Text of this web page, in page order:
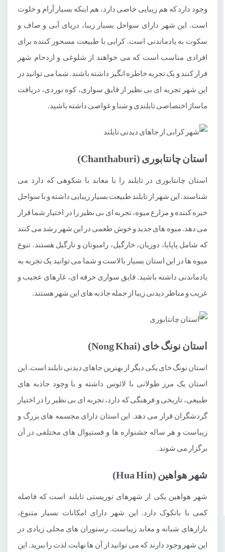
وجود دارد که هم زیبایی خاصی دارد، هم اینکه بسیار آرام و خلوت
است. این شهر دارای سواحل بسیار زیبا، دریای آبی و صاف و
سکوت به یادماندنی است. کرابی با طبیعت مسحور کننده برای
افرادی مناسب است که می خواهند از شلوغی و ازدحام شهر
فرار کنند و یک تجربه خاطره انگیز داشته باشند. شما می توانید در
این شهر تجربه ای بی نظیر از قایق سواری، کوه نوردی، دریافت
ماساژ اختصاصی تایلندی و شنا و غواصی داشته باشید.
استان چانتابوری (Chanthaburi)
استان چانتابوری در تایلند را با معابد با شکوهی که دارد می
شناسند. این شهر از تایلند طبیعت بسیار زیبایی داشته و با سواحل
خیره کننده و مزارع میوه، تجربه ای بی نظیر را در اختیار شما قرار
می دهد. میوه های جدید و خوش طعمی در این شهر رشد می کنند
که شامل پاپایا، دوریان، خارگیل، رامبوتان و نارگیل هستند. تنوع
میوه ها در این استان بسیار بالاست و شما می توانید یک تجربه به
یادماندنی داشته باشید. قایق سواری حرفه ای، غارهای عجیب و
غریب و مناظر دیدنی زیبا از جمله جاذبه های این شهر هستند.
استان نونگ خای (Nong Khai)
استان نونگ خای یکی دیگر از بهترین جاهای دیدنی تایلند است. این
استان یک مرز طولانی با لائوس داشته و با وجود جاذبه های
طبیعی، تاریخی و فرهنگی که دارد، تجربه ای بی نظیر را در اختیار
گردشگران قرار می دهد. این استان دارای مجسمه های بزرگ و
زیباست و هر ساله جشنواره ها و فستیوال های مختلفی در آن
برگزار می شوند.
شهر هواهین (Hua Hin)
شهر هواهین یکی از شهرهای توریستی تایلند است که فاصله
کمی با بانکوک دارد. این شهر دارای امکانات بسیار متنوع،
بازارهای شبانه و معابد زیباست. رستوران های محلی زیادی در
این شهر وجود دارند که می توانید از آن ها نهایت لذت را ببرید. این